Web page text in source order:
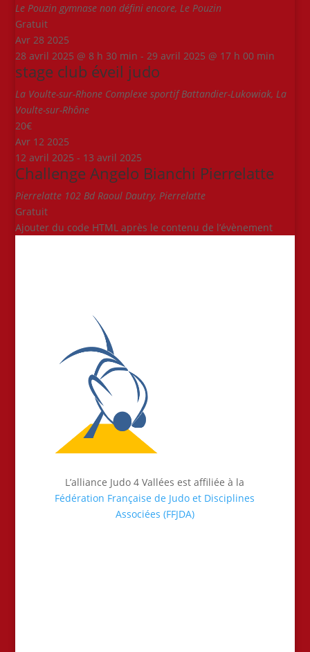
Le Pouzin gymnase non défini encore, Le Pouzin
Gratuit
Avr 28 2025
28 avril 2025 @ 8 h 30 min - 29 avril 2025 @ 17 h 00 min
stage club éveil judo
La Voulte-sur-Rhone Complexe sportif Battandier-Lukowiak, La
Voulte-sur-Rhône
20€
Avr 12 2025
12 avril 2025 - 13 avril 2025
Challenge Angelo Bianchi Pierrelatte
Pierrelatte 102 Bd Raoul Dautry, Pierrelatte
Gratuit
Ajouter du code HTML après le contenu de l’évènement
L’alliance Judo 4 Vallées est affiliée à la
Fédération Française de Judo et Disciplines
Associées (FFJDA)